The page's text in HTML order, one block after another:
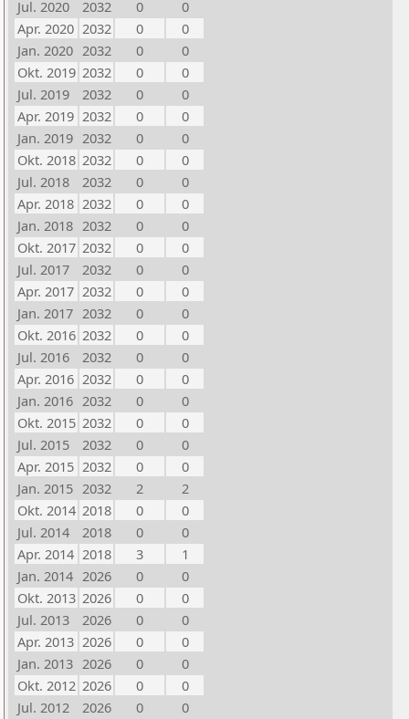
Jul. 2020
2032 0
0
Apr. 2020 2032 0
0
Jan. 2020 2032 0
0
Okt. 2019 2032 0
0
Jul. 2019
2032 0
0
Apr. 2019 2032 0
0
Jan. 2019 2032 0
0
Okt. 2018 2032 0
0
Jul. 2018
2032 0
0
Apr. 2018 2032 0
0
Jan. 2018 2032 0
0
Okt. 2017 2032 0
0
Jul. 2017
2032 0
0
Apr. 2017 2032 0
0
Jan. 2017 2032 0
0
Okt. 2016 2032 0
0
Jul. 2016
2032 0
0
Apr. 2016 2032 0
0
Jan. 2016 2032 0
0
Okt. 2015 2032 0
0
Jul. 2015
2032 0
0
Apr. 2015 2032 0
0
Jan. 2015 2032 2
2
Okt. 2014 2018 0
0
Jul. 2014
2018 0
0
Apr. 2014 2018 3
1
Jan. 2014 2026 0
0
Okt. 2013 2026 0
0
Jul. 2013
2026 0
0
Apr. 2013 2026 0
0
Jan. 2013 2026 0
0
Okt. 2012 2026 0
0
Jul. 2012
2026 0
0